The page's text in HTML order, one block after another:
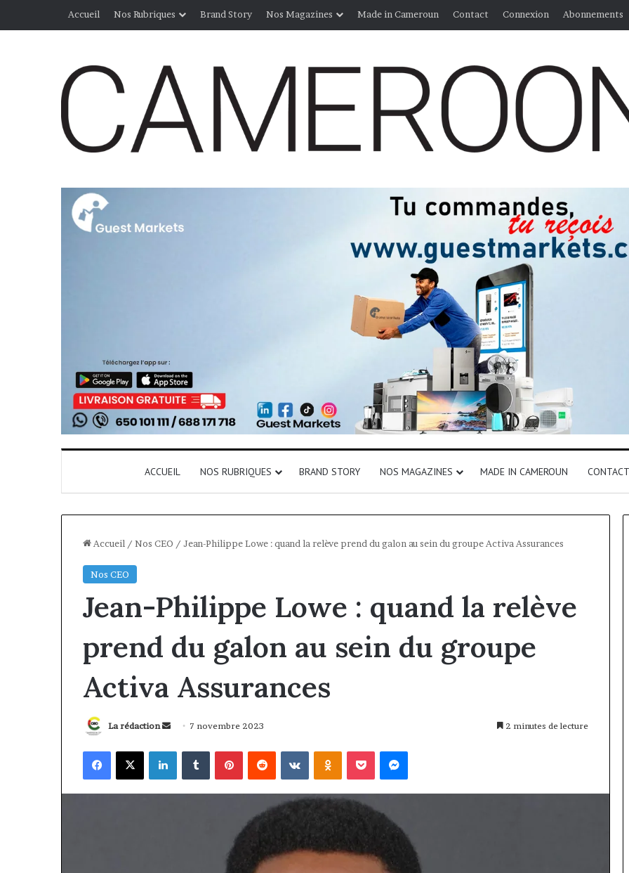
Accueil Nos Rubriques Brand Story Nos Magazines Made in Cameroun Contact Connexion Abonnements
ACCUEIL NOS RUBRIQUES BRAND STORY NOS MAGAZINES MADE IN CAMEROUN CONTACT
Accueil / Nos CEO / Jean-Philippe Lowe : quand la relève prend du galon au sein du groupe Activa Assurances
Nos CEO
Jean-Philippe Lowe : quand la relève
prend du galon au sein du groupe
Activa Assurances
La rédaction
Envoyer
courriel
7 novembre 2023 2 minutes de lecture
Facebook
X LinkedinTumblrPinterestReddit VKontakteOdnoklassniki
Pocket Messenger